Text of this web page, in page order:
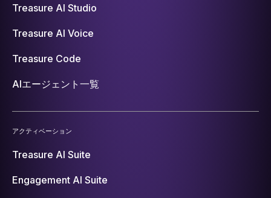
Treasure AI Studio
Treasure AI Voice
Treasure Code
AIエージェント一覧
アクティベーション
Treasure AI Suite
Engagement AI Suite